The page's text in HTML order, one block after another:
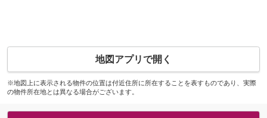
地図アプリで開く
※地図上に表示される物件の位置は付近住所に所在することを表すものであり、実際
の物件所在地とは異なる場合がございます。